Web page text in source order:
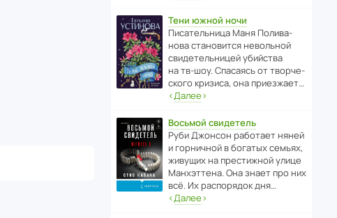
Тени южной ночи
Писа­тель­ница Маня Поли­ва­
нова стано­вится невольной
свиде­тель­ницей убийства
на тв-шоу. Спасаясь от твор­че­
с­кого кризиса, она приезжает…
‹Далее›
Восьмой свидетель
Руби Джонсон рабо­тает няней
и горни­чной в богатых семьях,
живущих на прес­ти­жной улице
Манх­эт­тена. Она знает про них
всё. Их распо­рядок дня…
‹Далее›